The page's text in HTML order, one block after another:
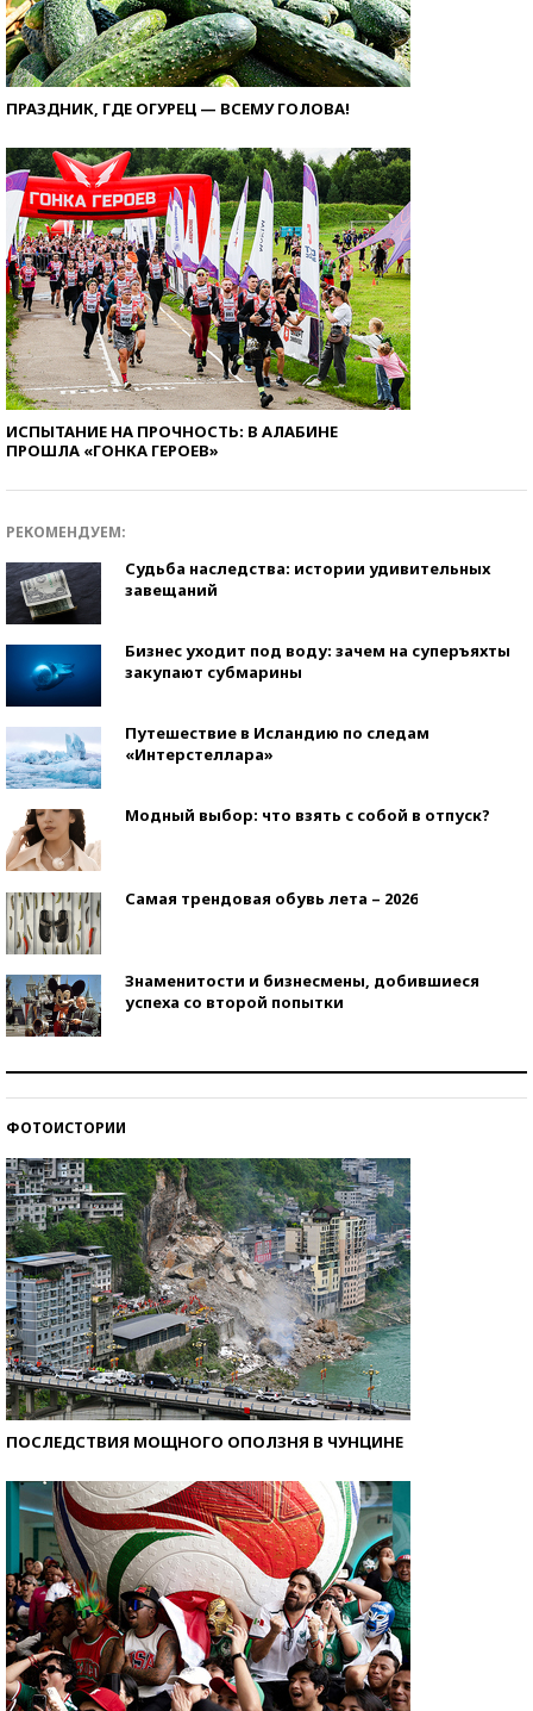
ПРАЗДНИК, ГДЕ ОГУРЕЦ — ВСЕМУ ГОЛОВА!
ИСПЫТАНИЕ НА ПРОЧНОСТЬ: В АЛАБИНЕ
ПРОШЛА «ГОНКА ГЕРОЕВ»
РЕКОМЕНДУЕМ:
Судьба наследства: истории удивительных
завещаний
Бизнес уходит под воду: зачем на суперъяхты
закупают субмарины
Путешествие в Исландию по следам
«Интерстеллара»
Модный выбор: что взять с собой в отпуск?
Самая трендовая обувь лета – 2026
Знаменитости и бизнесмены, добившиеся
успеха со второй попытки
ФОТОИСТОРИИ
ПОСЛЕДСТВИЯ МОЩНОГО ОПОЛЗНЯ В ЧУНЦИНЕ